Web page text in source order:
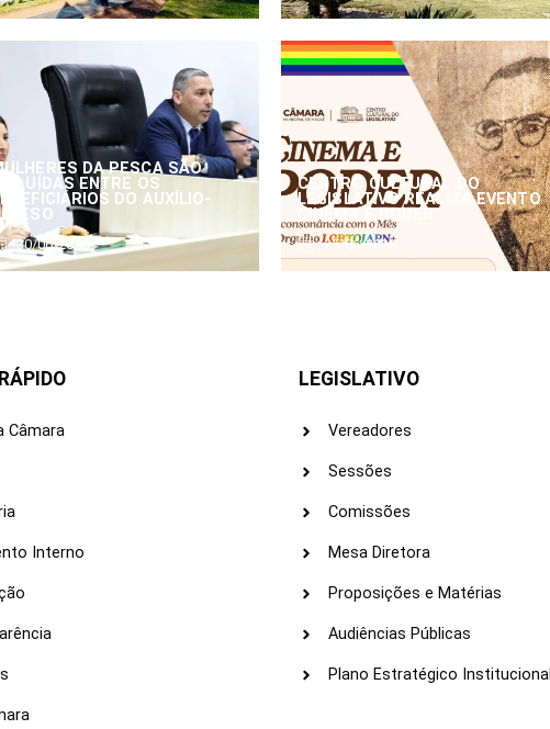
DA PESCA SÃO
ENTRE OS
DO AUXÍLIO-
30/06/2026
CENTRO CULTURAL DO
LEGISLATIVO REALIZA EVENTO
CINEMA E PODER
25/06/2026
Câmara
Interno
LEGISLATIVO
Vereadores
Sessões
Comissões
Mesa Diretora
Proposições e Matérias
Audiências Públicas
Plano Estratégico Institucional